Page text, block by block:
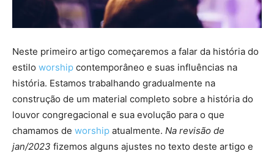
Neste primeiro artigo começaremos a falar da história do
estilo worship contemporâneo e suas influências na
história. Estamos trabalhando gradualmente na
construção de um material completo sobre a história do
louvor congregacional e sua evolução para o que
chamamos de worship atualmente. Na revisão de
jan/2023 fizemos alguns ajustes no texto deste artigo e